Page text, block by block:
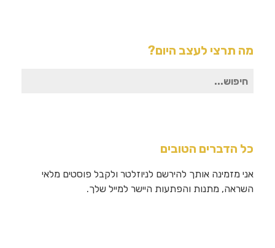
מה תרצי לעצב היום?
חיפוש
כל הדברים הטובים
אני מזמינה אותך להירשם לניוזלטר ולקבל פוסטים מלאי
השראה, מתנות והפתעות היישר למייל שלך.